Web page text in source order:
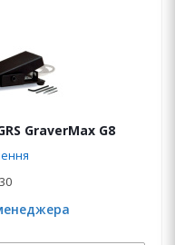
GraverMax G8